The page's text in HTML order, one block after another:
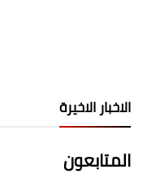
الاخبار الاخيرة
المتابعون